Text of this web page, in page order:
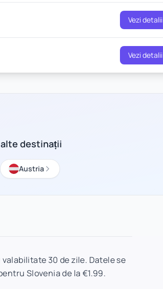
Vezi detalii
Vezi detalii
destinații
Austria
30 de zile. Datele se
Slovenia de la €1.99.